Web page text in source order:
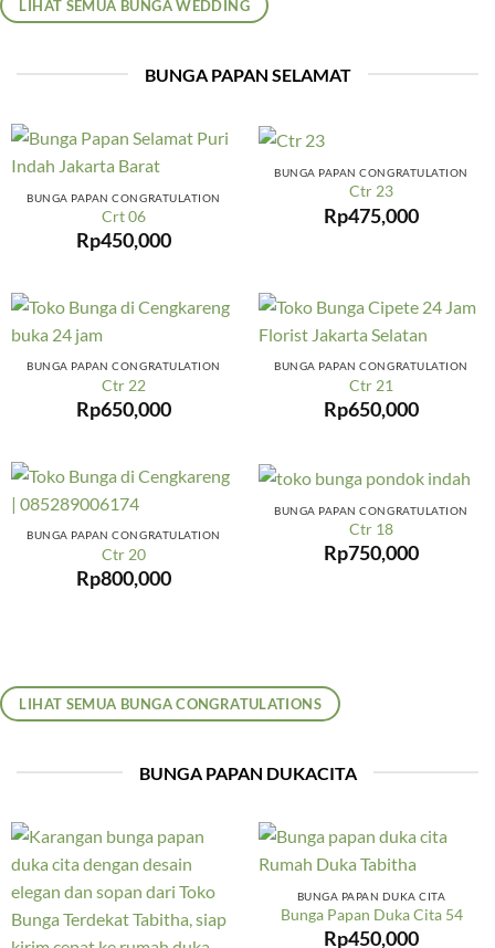
LIHAT SEMUA BUNGA WEDDING
BUNGA PAPAN SELAMAT
BUNGA PAPAN CONGRATULATION
Crt 06
Rp450,000
BUNGA PAPAN CONGRATULATION
Ctr 23
Rp475,000
BUNGA PAPAN CONGRATULATION
Ctr 22
Rp650,000
BUNGA PAPAN CONGRATULATION
Ctr 21
Rp650,000
BUNGA PAPAN CONGRATULATION
Ctr 20
Rp800,000
BUNGA PAPAN CONGRATULATION
Ctr 18
Rp750,000
LIHAT SEMUA BUNGA CONGRATULATIONS
BUNGA PAPAN DUKACITA
BUNGA PAPAN DUKA CITA
Bunga Papan Duka Cita 54
Rp450,000